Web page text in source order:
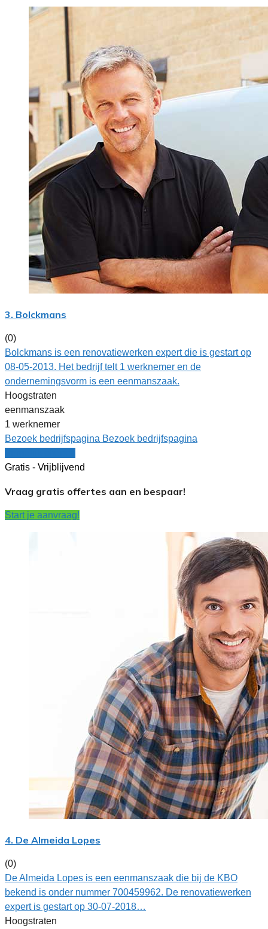
3. Bolckmans
(0)
Bolckmans is een renovatiewerken expert die is gestart op
08-05-2013. Het bedrijf telt 1 werknemer en de
ondernemingsvorm is een eenmanszaak.
Hoogstraten
eenmanszaak
1 werknemer
Bezoek bedrijfspagina Bezoek bedrijfspagina
Gratis - Vrijblijvend
Vraag gratis offertes aan en bespaar!
Start je aanvraag!
4. De Almeida Lopes
(0)
De Almeida Lopes is een eenmanszaak die bij de KBO
bekend is onder nummer 700459962. De renovatiewerken
expert is gestart op 30-07-2018…
Hoogstraten